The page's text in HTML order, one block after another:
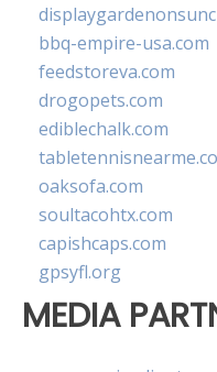
bbq-empire-usa.com
feedstoreva.com
drogopets.com
ediblechalk.com
oaksofa.com
soultacohtx.com
capishcaps.com
gpsyfl.org
MEDIA